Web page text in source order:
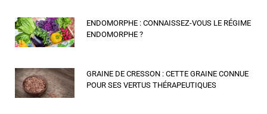
ENDOMORPHE : CONNAISSEZ-VOUS LE RÉGIME
ENDOMORPHE ?
GRAINE DE CRESSON : CETTE GRAINE CONNUE
POUR SES VERTUS THÉRAPEUTIQUES